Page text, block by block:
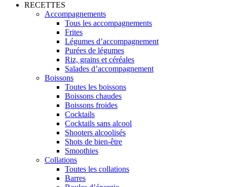
RECETTES
Accompagnements
Tous les accompagnements
Frites
Légumes d’accompagnement
Purées de légumes
Riz, grains et céréales
Salades d’accompagnement
Boissons
Toutes les boissons
Boissons chaudes
Boissons froides
Cocktails
Cocktails sans alcool
Shooters alcoolisés
Shots de bien-être
Smoothies
Collations
Toutes les collations
Barres